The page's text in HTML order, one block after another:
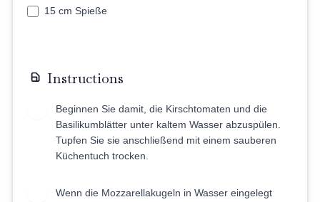
15 cm Spieße
Instructions
Beginnen Sie damit, die Kirschtomaten und die
Basilikumblätter unter kaltem Wasser abzuspülen.
Tupfen Sie sie anschließend mit einem sauberen
Küchentuch trocken.
Wenn die Mozzarellakugeln in Wasser eingelegt